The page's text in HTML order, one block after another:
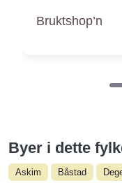
Byer i dette
Askim Båstad